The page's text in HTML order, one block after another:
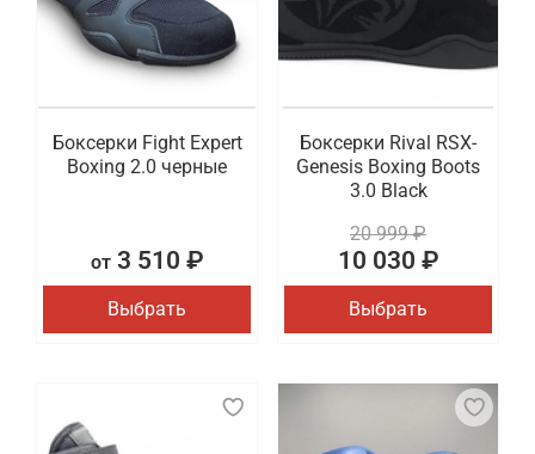
Боксерки Fight Expert
Boxing 2.0 черные
от3 510 ₽
Выбрать
Боксерки Rival RSX-
Genesis Boxing Boots
3.0 Black
20 999 ₽
10 030 ₽
Выбрать